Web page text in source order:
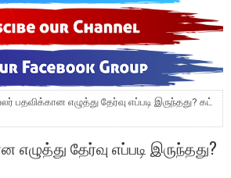
பதவிக்கான எழுத்து தேர்வு எப்படி இருந்தது? கட்
தேர்வு எப்படி இருந்தது?